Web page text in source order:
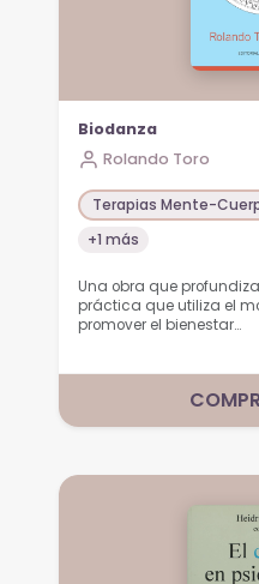
Biodanza
Rolando Toro
Terapias Mente-
+1 más
Una obra que
práctica que utiliza el
promover el bienestar…